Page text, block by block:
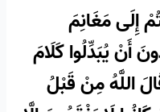
إِلَى مَغَانِمَ
أَنْ يُبَدِّلُوا كَلَامَ
اللَّهُ مِنْ قَبْلُ